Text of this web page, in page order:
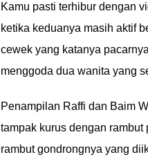
Kamu pasti terhibur dengan
ketika keduanya masih aktif
cewek yang katanya
menggoda dua wanita yang
Penampilan Raffi dan Baim
tampak kurus dengan
rambut gondrongnya yang